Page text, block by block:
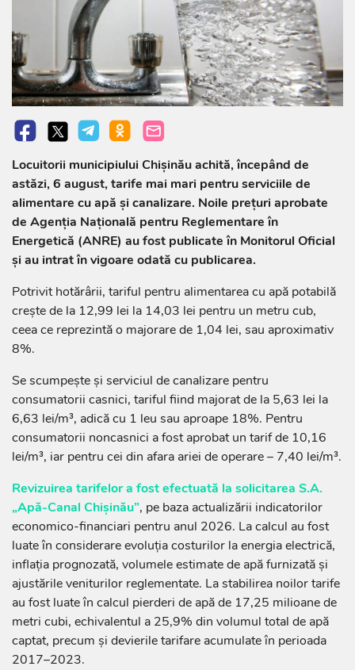
Locuitorii municipiului Chișinău achită, începând de
astăzi, 6 august, tarife mai mari pentru serviciile de
alimentare cu apă și canalizare. Noile prețuri aprobate
de Agenția Națională pentru Reglementare în
Energetică (ANRE) au fost publicate în Monitorul Oficial
și au intrat în vigoare odată cu publicarea.
Potrivit hotărârii, tariful pentru alimentarea cu apă potabilă
crește de la 12,99 lei la 14,03 lei pentru un metru cub,
ceea ce reprezintă o majorare de 1,04 lei, sau aproximativ
8%.
Se scumpește și serviciul de canalizare pentru
consumatorii casnici, tariful fiind majorat de la 5,63 lei la
6,63 lei/m³, adică cu 1 leu sau aproape 18%. Pentru
consumatorii noncasnici a fost aprobat un tarif de 10,16
lei/m³, iar pentru cei din afara ariei de operare – 7,40 lei/m³.
Revizuirea tarifelor a fost efectuată la solicitarea S.A.
„Apă-Canal Chișinău”, pe baza actualizării indicatorilor
economico-financiari pentru anul 2026. La calcul au fost
luate în considerare evoluția costurilor la energia electrică,
inflația prognozată, volumele estimate de apă furnizată și
ajustările veniturilor reglementate. La stabilirea noilor tarife
au fost luate în calcul pierderi de apă de 17,25 milioane de
metri cubi, echivalentul a 25,9% din volumul total de apă
captat, precum și devierile tarifare acumulate în perioada
2017–2023.